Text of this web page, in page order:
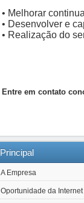
• Melhorar
• Desenvolver e
• Realização do
Entre em contato
Principal
A Empresa
Oportunidade da Internet